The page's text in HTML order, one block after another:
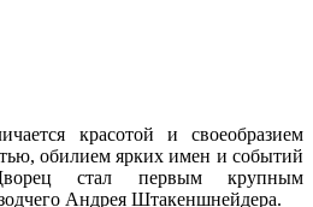
красотой и своеобразием
обилием ярких имен и событий
стал первым крупным
Андрея Штакеншнейдера.